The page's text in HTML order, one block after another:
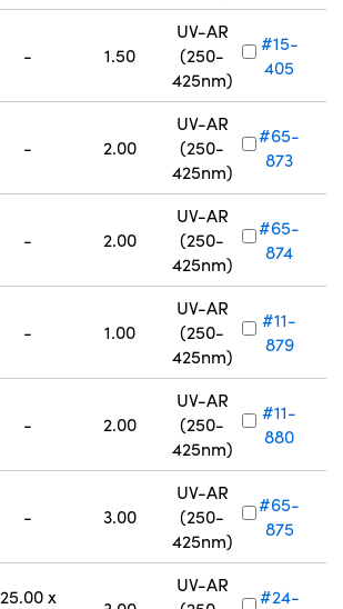
- 1.50
UV-AR
(250-
425nm)
#15-
405
- 2.00
UV-AR
(250-
425nm)
#65-
873
- 2.00
UV-AR
(250-
425nm)
#65-
874
- 1.00
UV-AR
(250-
425nm)
#11-
879
- 2.00
UV-AR
(250-
425nm)
#11-
880
- 3.00
UV-AR
(250-
425nm)
#65-
875
25.00 x
UV-AR
#24-